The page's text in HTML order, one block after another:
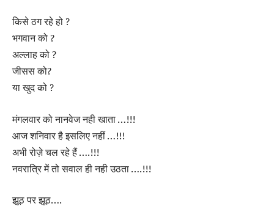
किसे ठग रहे हो ?
भगवान को ?
अल्लाह को ?
जीसस को?
या खुद को ?
मंगलवार को नानवेज नही खाता …!!!
आज शनिवार है इसलिए नहीं …!!!
अभी रोज़े चल रहे हैं ….!!!
नवरात्रि में तो सवाल ही नही उठता ….!!!
झूठ पर झूठ….